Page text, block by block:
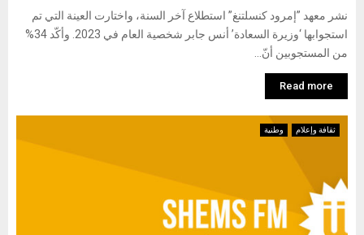
نشر معهد ”إمرود كنسلتنغ” استطلاع آخر السنة، واختارت العينة التي تم
استجوابها ‘وزيرة السعادة’ أنس جابر شخصية العام في 2023. وأكّد 34%
من المستجوبين أنّ...
Read more
ثقافة وإعلام وطنية